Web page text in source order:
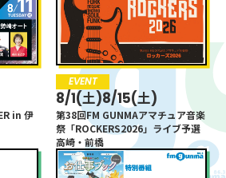
in 伊
EVENT
8/1(土)8/15(土)
第38回FM GUNMAアマチュア音楽
祭「ROCKERS2026」ライブ予選
高崎・前橋